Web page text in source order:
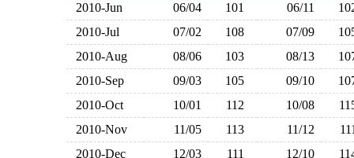
2010-Jun
06/04 101 06/11
2010-Jul
07/02 108 07/09
2010-Aug
08/06 103 08/13
2010-Sep
09/03 105 09/10
2010-Oct
10/01 112 10/08
2010-Nov
11/05 113 11/12
2010-Dec
12/03 111 12/10